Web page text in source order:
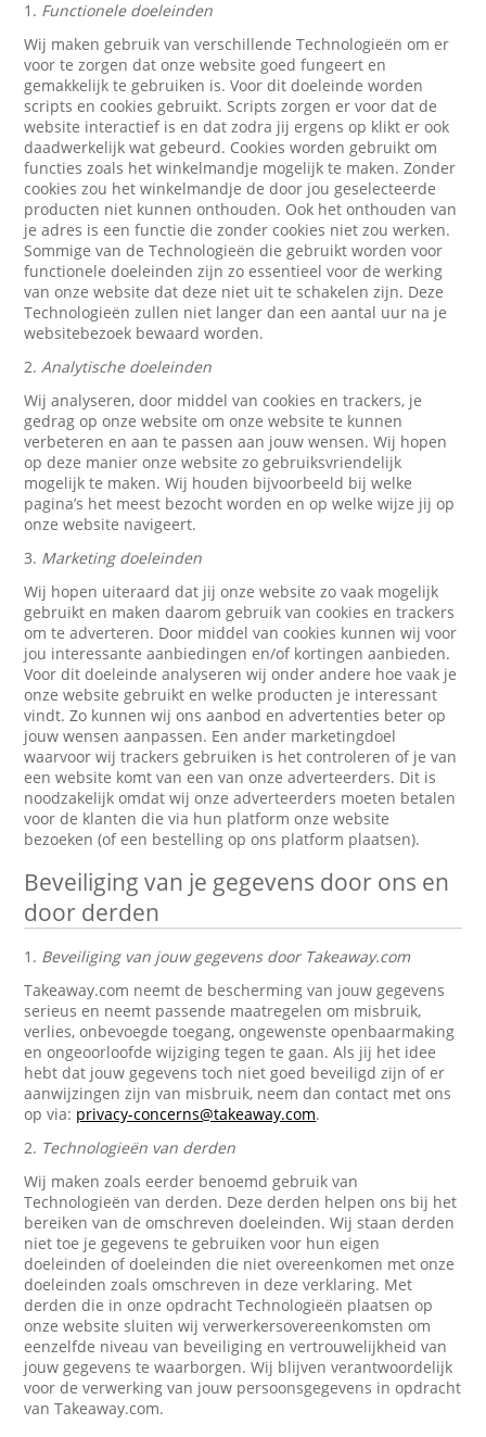
1. Functionele doeleinden
Wij maken gebruik van verschillende Technologieën om er
voor te zorgen dat onze website goed fungeert en
gemakkelijk te gebruiken is. Voor dit doeleinde worden
scripts en cookies gebruikt. Scripts zorgen er voor dat de
website interactief is en dat zodra jij ergens op klikt er ook
daadwerkelijk wat gebeurd. Cookies worden gebruikt om
functies zoals het winkelmandje mogelijk te maken. Zonder
cookies zou het winkelmandje de door jou geselecteerde
producten niet kunnen onthouden. Ook het onthouden van
je adres is een functie die zonder cookies niet zou werken.
Sommige van de Technologieën die gebruikt worden voor
functionele doeleinden zijn zo essentieel voor de werking
van onze website dat deze niet uit te schakelen zijn. Deze
Technologieën zullen niet langer dan een aantal uur na je
websitebezoek bewaard worden.
2.Analytische doeleinden
Wij analyseren, door middel van cookies en trackers, je
gedrag op onze website om onze website te kunnen
verbeteren en aan te passen aan jouw wensen. Wij hopen
op deze manier onze website zo gebruiksvriendelijk
mogelijk te maken. Wij houden bijvoorbeeld bij welke
pagina’s het meest bezocht worden en op welke wijze jij op
onze website navigeert.
3. Marketing doeleinden
Wij hopen uiteraard dat jij onze website zo vaak mogelijk
gebruikt en maken daarom gebruik van cookies en trackers
om te adverteren. Door middel van cookies kunnen wij voor
jou interessante aanbiedingen en/of kortingen aanbieden.
Voor dit doeleinde analyseren wij onder andere hoe vaak je
onze website gebruikt en welke producten je interessant
vindt. Zo kunnen wij ons aanbod en advertenties beter op
jouw wensen aanpassen. Een ander marketingdoel
waarvoor wij trackers gebruiken is het controleren of je van
een website komt van een van onze adverteerders. Dit is
noodzakelijk omdat wij onze adverteerders moeten betalen
voor de klanten die via hun platform onze website
bezoeken (of een bestelling op ons platform plaatsen).
Beveiliging van je gegevens door ons en
door derden
1. Beveiliging van jouw gegevens door Takeaway.com
Takeaway.com neemt de bescherming van jouw gegevens
serieus en neemt passende maatregelen om misbruik,
verlies, onbevoegde toegang, ongewenste openbaarmaking
en ongeoorloofde wijziging tegen te gaan. Als jij het idee
hebt dat jouw gegevens toch niet goed beveiligd zijn of er
aanwijzingen zijn van misbruik, neem dan contact met ons
op via: privacy-concerns@takeaway.com.
2. Technologieën van derden
Wij maken zoals eerder benoemd gebruik van
Technologieën van derden. Deze derden helpen ons bij het
bereiken van de omschreven doeleinden. Wij staan derden
niet toe je gegevens te gebruiken voor hun eigen
doeleinden of doeleinden die niet overeenkomen met onze
doeleinden zoals omschreven in deze verklaring. Met
derden die in onze opdracht Technologieën plaatsen op
onze website sluiten wij verwerkersovereenkomsten om
eenzelfde niveau van beveiliging en vertrouwelijkheid van
jouw gegevens te waarborgen. Wij blijven verantwoordelijk
voor de verwerking van jouw persoonsgegevens in opdracht
van Takeaway.com.